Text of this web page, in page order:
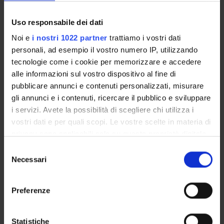
Uso responsabile dei dati
Noi e i nostri 1022 partner trattiamo i vostri dati
personali, ad esempio il vostro numero IP, utilizzando
tecnologie come i cookie per memorizzare e accedere
alle informazioni sul vostro dispositivo al fine di
pubblicare annunci e contenuti personalizzati, misurare
gli annunci e i contenuti, ricercare il pubblico e sviluppare
i servizi. Avete la possibilità di scegliere chi utilizza i
vostri dati e per quali scopi. Le vostre scelte in materia di
modificare o revocare il proprio consenso in qualsiasi
momento dalla Dichiarazione sui cookie o facendo clic
raccogliere informazioni sulla tua posizione
delNecessari
Preferenze
Statistiche
Academic Calendar
Degree Programme
Exam calendar
Notices
Thesis and internship proposals
Governing bodies
Faculty staff
STUDYING
People